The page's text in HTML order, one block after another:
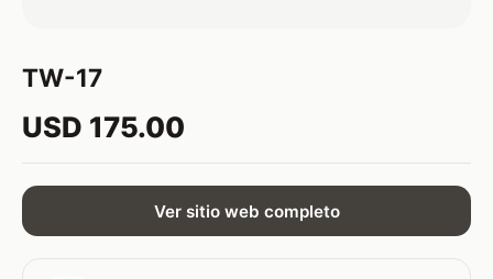
TW-17
USD 175.00
Ver sitio web completo